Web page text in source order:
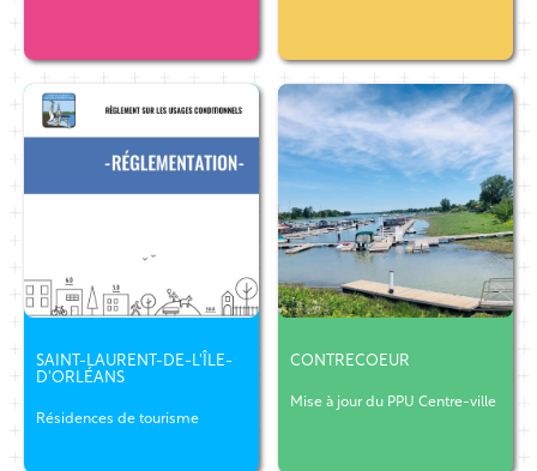
SAINT-LAURENT-DE-L'ÎLE-
D'ORLÉANS
Résidences de tourisme
CONTRECOEUR
Mise à jour du PPU Centre-ville